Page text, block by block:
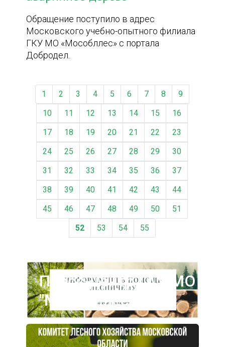
Обращение поступило в адрес
Московского учебно-опытного филиала
ГКУ МО «Мособллес» с портала
Добродел.
1 2 3 4 5 6 7 8
9
10
11 12 13 14 15
16
17
18 19 20 21 22
23
24
25 26 27 28 29
30
31
32 33 34 35 36
37
38
39 40 41 42 43
44
45
46 47 48 49 50
51
52
53 54 55
Пресс-центр ГАУ МО
"Мособллес"